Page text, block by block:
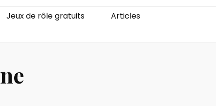
Jeux de rôle gratuits
Articles